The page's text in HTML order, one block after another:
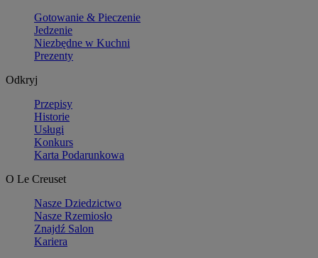
Gotowanie & Pieczenie
Jedzenie
Niezbędne w Kuchni
Prezenty
Odkryj
Przepisy
Historie
Usługi
Konkurs
Karta Podarunkowa
O Le Creuset
Nasze Dziedzictwo
Nasze Rzemiosło
Znajdź Salon
Kariera